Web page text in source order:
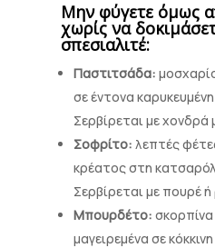
Μην φύγετε όμως
χωρίς να
σπεσιαλιτέ:
Παστιτσάδα:
σε έντονα
Σερβίρεται με χονδρά
Σοφρίτο: λεπτές
κρέατος στη
Σερβίρεται με πουρέ ή
Μπουρδέτο:
μαγειρεμένα σε